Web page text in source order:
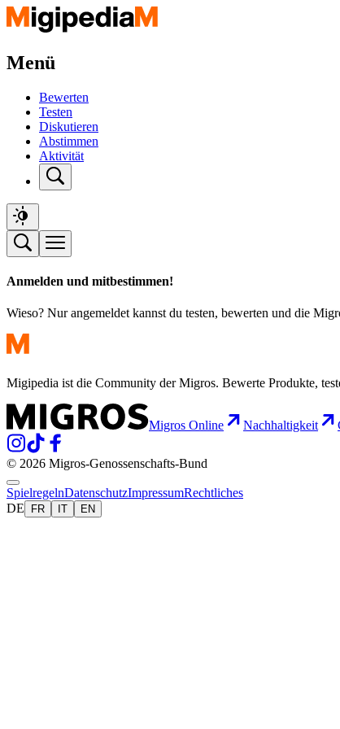
Menü
Bewerten
Testen
Diskutieren
Abstimmen
Aktivität
Anmelden und mitbestimmen!
Wieso? Nur angemeldet kannst du testen, bewerten und die
Migipedia ist die Community der Migros. Bewerte Produkte,
Migros Online Nachhaltigkeit
© 2026 Migros-Genossenschafts-Bund
SpielregelnDatenschutzImpressumRechtliches
DE
FR IT EN